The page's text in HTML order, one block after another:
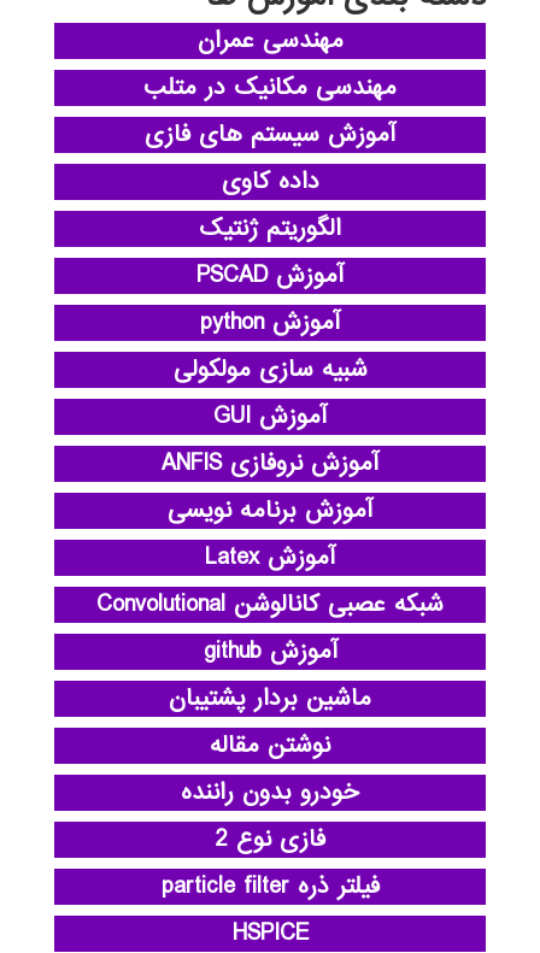
مهندسی عمران
مهندسی مکانیک در متلب
آموزش سیستم های فازی
داده کاوی
الگوریتم ژنتیک
آموزش PSCAD
آموزش python
شبیه سازی مولکولی
آموزش GUI
آموزش نروفازی ANFIS
آموزش برنامه نویسی
آموزش Latex
شبکه عصبی کانالوشن Convolutional
آموزش github
ماشین بردار پشتیبان
نوشتن مقاله
خودرو بدون راننده
فازی نوع 2
فیلتر ذره particle filter
HSPICE